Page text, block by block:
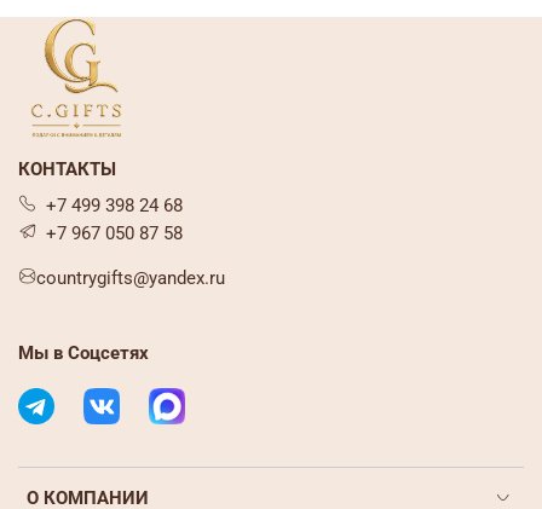
О КОМПАНИИ
КОНТАКТЫ
+7 499 398 24 68
+7 967 050 87 58
countrygifts@yandex.ru
Мы в Соцсетях